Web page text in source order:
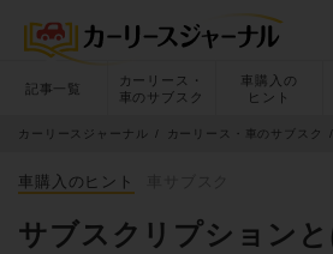
記事一覧
カーリース・
車のサブスク
車購入の
ヒント
カーリースジャーナル カーリース・車のサブスク
車購入のヒント
サブスクリプション